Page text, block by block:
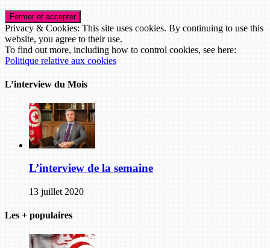
Privacy & Cookies: This site uses cookies. By continuing to use this
website, you agree to their use.
To find out more, including how to control cookies, see here:
Politique relative aux cookies
L’interview du Mois
L’interview de la semaine
13 juillet 2020
Les + populaires